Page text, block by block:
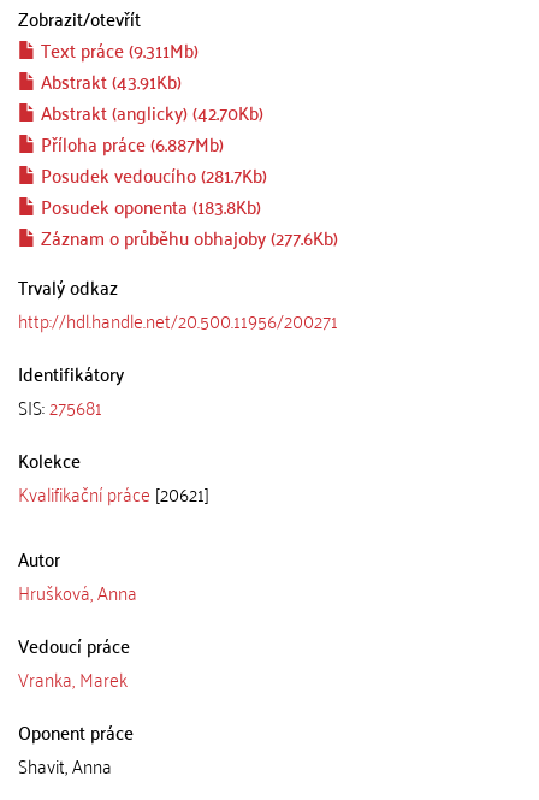
Zobrazit/otevřít
Text práce (9.311Mb)
Abstrakt (43.91Kb)
Abstrakt (anglicky) (42.70Kb)
Příloha práce (6.887Mb)
Posudek vedoucího (281.7Kb)
Posudek oponenta (183.8Kb)
Záznam o průběhu obhajoby (277.6Kb)
Trvalý odkaz
http://hdl.handle.net/20.500.11956/200271
Identifikátory
SIS:275681
Kolekce
Kvalifikační práce [20621]
Autor
Hrušková, Anna
Vedoucí práce
Vranka, Marek
Oponent práce
Shavit, Anna